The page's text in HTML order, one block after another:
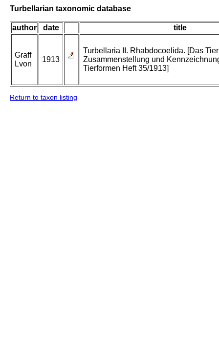
Turbellarian taxonomic database
author date title
Graff
Lvon
1913
Turbellaria II. Rhabdocoelida. [Das
Zusammenstellung und
Tierformen Heft 35/1913]
Return to taxon listing